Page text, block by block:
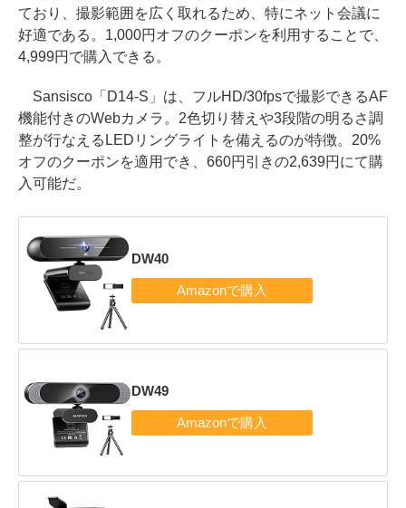
ており、撮影範囲を広く取れるため、特にネット会議に
好適である。1,000円オフのクーポンを利用することで、
4,999円で購入できる。
Sansisco「D14-S」は、フルHD/30fpsで撮影できるAF
機能付きのWebカメラ。2色切り替えや3段階の明るさ調
整が行なえるLEDリングライトを備えるのが特徴。20%
オフのクーポンを適用でき、660円引きの2,639円にて購
入可能だ。
DW40
DW49